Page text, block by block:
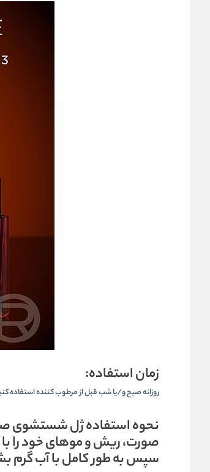
زمان استفاده:
روزانه صبح و/یا شب قبل از مرطوب کننده استفاده
نحوه استفاده ژل شستشوی
صورت، ریش و موهای خود را با
سپس به طور کامل با آب گرم